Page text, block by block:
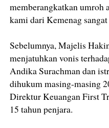
memberangkatkan umroh
kami dari Kemenag
Sebelumnya, Majelis
menjatuhkan vonis
Andika Surachman dan
dihukum masing-masing
Direktur Keuangan First
15 tahun penjara.